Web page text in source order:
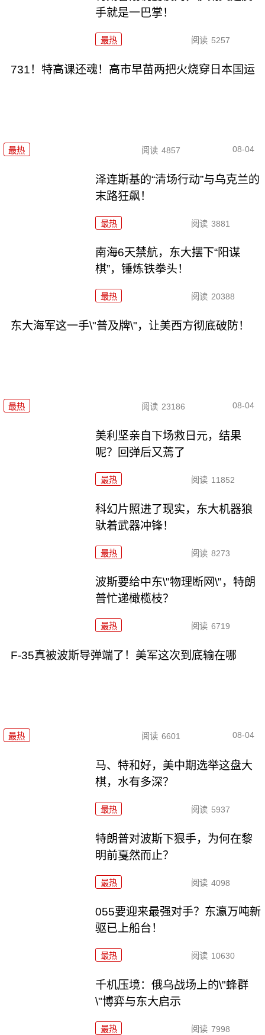
手就是一巴掌！
最热 阅读 5257
731！特高课还魂！高市早苗两把火烧穿日本国运
最热 阅读 4857 08-04
泽连斯基的“清场行动”与乌克兰的
末路狂飙！
最热 阅读 3881
南海6天禁航，东大摆下“阳谋
棋”，锤炼铁拳头！
最热 阅读 20388
东大海军这一手\"普及牌\"，让美西方彻底破防！
最热 阅读 23186 08-04
美利坚亲自下场救日元，结果
呢？回弹后又蔫了
最热 阅读 11852
科幻片照进了现实，东大机器狼
驮着武器冲锋！
最热 阅读 8273
波斯要给中东\"物理断网\"，特朗
普忙递橄榄枝？
最热 阅读 6719
F-35真被波斯导弹端了！美军这次到底输在哪
最热 阅读 6601 08-04
马、特和好，美中期选举这盘大
棋，水有多深？
最热 阅读 5937
特朗普对波斯下狠手，为何在黎
明前戛然而止？
最热 阅读 4098
055要迎来最强对手？东瀛万吨新
驱已上船台！
最热 阅读 10630
千机压境：俄乌战场上的\"蜂群
\"博弈与东大启示
最热 阅读 7998